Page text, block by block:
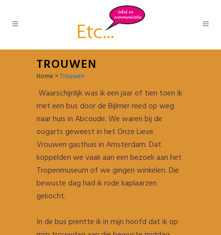
TROUWEN
Home >Trouwen
Waarschijnlijk was ik een jaar of tien toen ik
met een bus door de Bijlmer reed op weg
naar huis in Abcoude. We waren bij de
oogarts geweest in het Onze Lieve
Vrouwen gasthuis in Amsterdam. Dat
koppelden we vaak aan een bezoek aan het
Tropenmuseum of we gingen winkelen. Die
bewuste dag had ik rode kaplaarzen
gekocht.
In de bus prentte ik in mijn hoofd dat ik op